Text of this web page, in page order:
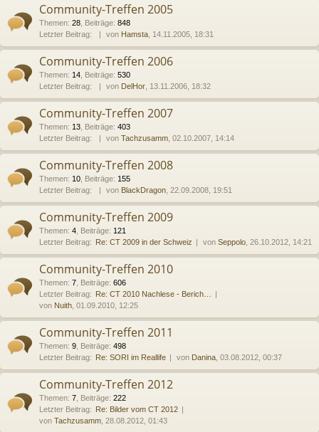
Community-Treffen 2005
Themen: 28 Beiträge: 848
Letzter Beitrag:
von Hamsta , 14.11.2005, 18:31
Community-Treffen 2006
Themen: 14 Beiträge: 530
Letzter Beitrag:
von DelHor , 13.11.2006, 18:32
Community-Treffen 2007
Themen: 13 Beiträge: 403
Letzter Beitrag:
von Tachzusamm , 02.10.2007, 14:14
Community-Treffen 2008
Themen: 10 Beiträge: 155
Letzter Beitrag:
von BlackDragon , 22.09.2008, 19:51
Community-Treffen 2009
Themen: 4 Beiträge: 121
Letzter Beitrag: Re: CT 2009 in der Schweiz von Seppolo , 26.10.2012, 14:21
Community-Treffen 2010
Themen: 7 Beiträge: 606
Letzter Beitrag: Re: CT 2010 Nachlese - Berich…
von Nuith , 01.09.2010, 12:25
Community-Treffen 2011
Themen: 9 Beiträge: 498
Letzter Beitrag: Re: SORI im Reallife von Danina , 03.08.2012, 00:37
Community-Treffen 2012
Themen: 7 Beiträge: 222
Letzter Beitrag: Re: Bilder vom CT 2012
von Tachzusamm , 28.08.2012, 01:43